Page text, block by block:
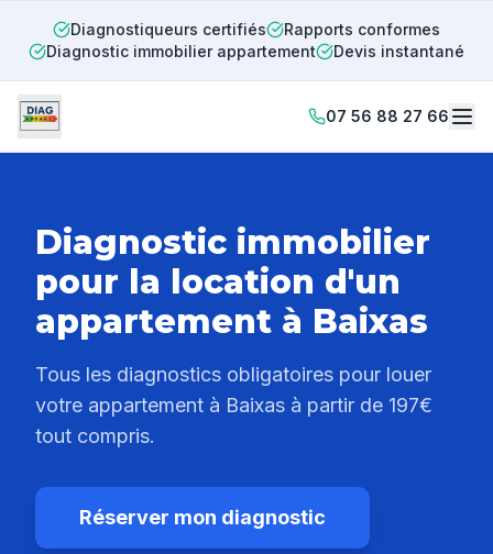
Diagnostiqueurs certifiés
Rapports conformes
Diagnostic immobilier appartement
Devis instantané
07 56 88 27 66
Diagnostic immobilier
pour la location d'un
appartement à Baixas
Tous les diagnostics obligatoires pour louer
votre appartement à Baixas à partir de 197€
tout compris.
Réserver mon diagnostic